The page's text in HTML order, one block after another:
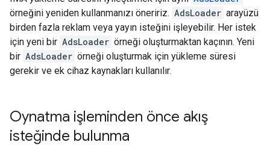
örneğini yeniden kullanmanızı öneririz. AdsLoader arayüzü
birden fazla reklam veya yayın isteğini işleyebilir. Her istek
için yeni bir AdsLoader örneği oluşturmaktan kaçının. Yeni
bir AdsLoader örneği oluşturmak için yükleme süresi
gerekir ve ek cihaz kaynakları kullanılır.
Oynatma işleminden önce akış
isteğinde bulunma